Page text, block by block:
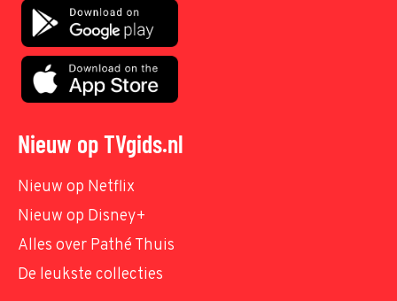
Nieuw op TVgids.nl
Nieuw op Netflix
Nieuw op Disney+
Alles over Pathé Thuis
De leukste collecties